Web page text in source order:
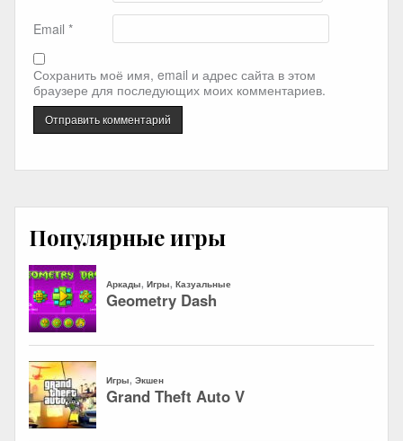
Email *
Сохранить моё имя, email и адрес сайта в этом
браузере для последующих моих комментариев.
Популярные игры